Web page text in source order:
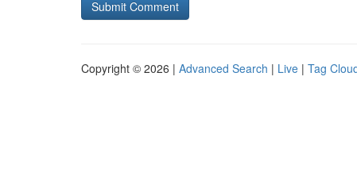
Copyright © 2026 | Advanced Search | Live | Tag